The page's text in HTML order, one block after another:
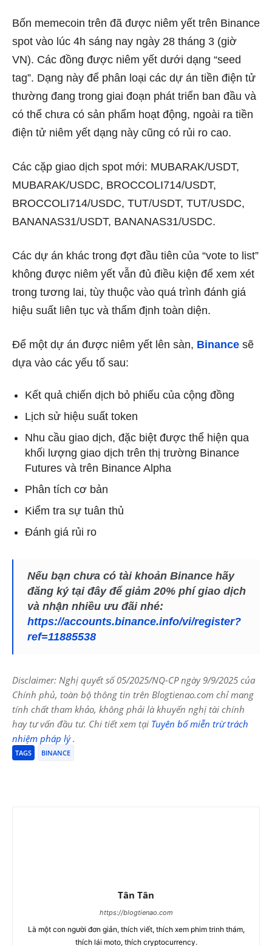
Bốn memecoin trên đã được niêm yết trên Binance
spot vào lúc 4h sáng nay ngày 28 tháng 3 (giờ
VN). Các đồng được niêm yết dưới dạng “seed
tag”. Dạng này để phân loại các dự án tiền điện tử
thường đang trong giai đoạn phát triển ban đầu và
có thể chưa có sản phẩm hoạt động, ngoài ra tiền
điện tử niêm yết dạng này cũng có rủi ro cao.
Các cặp giao dịch spot mới: MUBARAK/USDT,
MUBARAK/USDC, BROCCOLI714/USDT,
BROCCOLI714/USDC, TUT/USDT, TUT/USDC,
BANANAS31/USDT, BANANAS31/USDC.
Các dự án khác trong đợt đầu tiên của “vote to list”
không được niêm yết vẫn đủ điều kiện để xem xét
trong tương lai, tùy thuộc vào quá trình đánh giá
hiệu suất liên tục và thẩm định toàn diện.
Để một dự án được niêm yết lên sàn, Binance sẽ
dựa vào các yếu tố sau:
Kết quả chiến dịch bỏ phiếu của cộng đồng
Lịch sử hiệu suất token
Nhu cầu giao dịch, đặc biệt được thể hiện qua
khối lượng giao dịch trên thị trường Binance
Futures và trên Binance Alpha
Phân tích cơ bản
Kiểm tra sự tuân thủ
Đánh giá rủi ro
Nếu bạn chưa có tài khoản Binance hãy
đăng ký tại đây để giảm 20% phí giao dịch
và nhận nhiều ưu đãi nhé:
https://accounts.binance.info/vi/register?
ref=11885538
Disclaimer: Nghị quyết số 05/2025/NQ-CP ngày 9/9/2025 của
Chính phủ, toàn bộ thông tin trên Blogtienao.com chỉ mang
tính chất tham khảo, không phải là khuyến nghị tài chính
hay tư vấn đầu tư. Chi tiết xem tại Tuyên bố miễn trừ trách
nhiệm pháp lý.
TAGS BINANCE
Tân Tân
https://blogtienao.com
Là một con người đơn giản, thích viết, thích xem phim trinh thám,
thích lái moto, thích cryptocurrency.